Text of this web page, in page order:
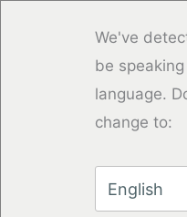
We've
be
language.
change to:
English